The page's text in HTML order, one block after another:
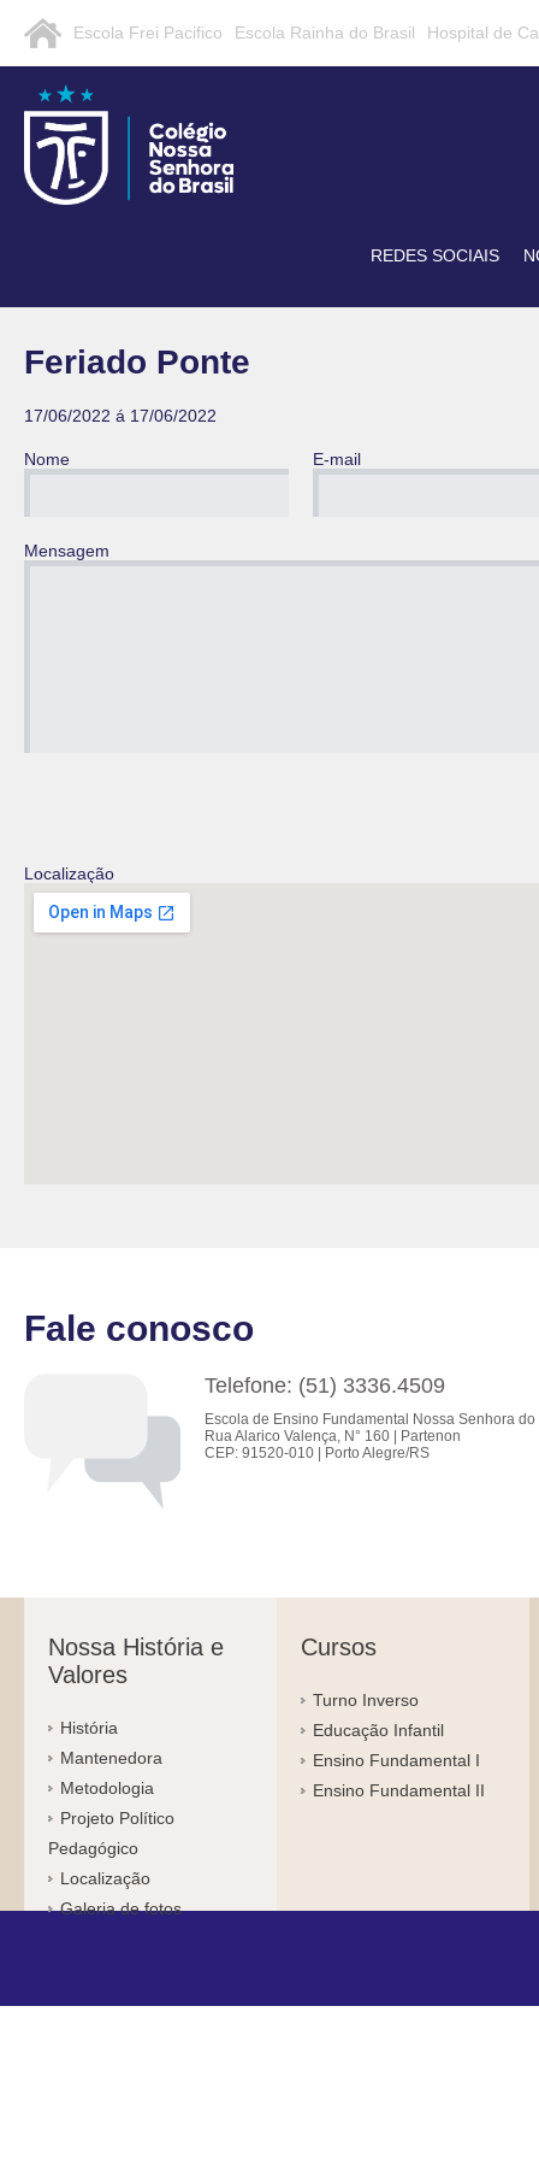
Escola Frei Pacifico Escola Rainha do Brasil Hospital de
REDES SOCIAIS
Feriado Ponte
17/06/2022 á 17/06/2022
Nome E-mail
Mensagem
Localização
Fale conosco
Telefone: (51) 3336.4509
Escola de Ensino Fundamental Nossa Senhora do
Rua Alarico Valença, N° 160 | Partenon
CEP: 91520-010 | Porto Alegre/RS
Nossa História e
Valores
História
Mantenedora
Metodologia
Projeto Político
Pedagógico
Localização
Galeria de fotos
Cursos
Turno Inverso
Educação Infantil
Ensino Fundamental I
Ensino Fundamental II